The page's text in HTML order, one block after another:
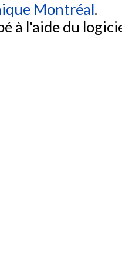
Montréal.
à l'aide du